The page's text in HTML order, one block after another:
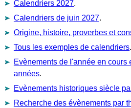
Calendriers 2027.
Calendriers de juin 2027.
Origine, histoire, proverbes et
Tous les exemples de calendriers.
Evènements de l'année en cours
années.
Evènements historiques siècle
Recherche des évènements par